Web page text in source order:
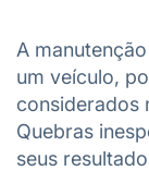
A
um veículo,
considerados
Quebras
seus